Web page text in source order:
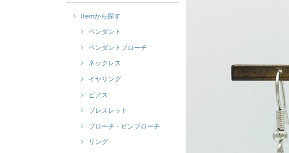
itemから探す
ペンダント
ペンダントブローチ
ネックレス
イヤリング
ピアス
ブレスレット
ブローチ・ピンブローチ
リング